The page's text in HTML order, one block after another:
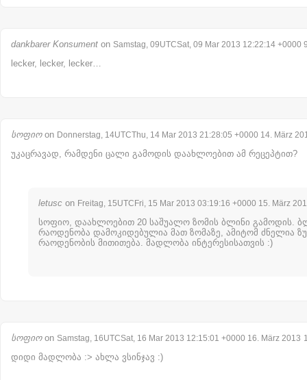
dankbarer Konsument on Samstag, 09UTCSat, 09 Mar 2013 12:22:14 +0000
lecker, lecker, lecker…
სოფიოon Donnerstag, 14UTCThu, 14 Mar 2013 21:28:05 +0000 14. März
უკაცრავად, რამდენი ცალი გამოდის დაახლოებით ამ რეცეპტით?
letusc on Freitag, 15UTCFri, 15 Mar 2013 03:19:16 +0000 15. März
სოფიო, დაახლოებით 20 საშუალო ზომის ბლინი გამოდის.
რაოდენობა დამოკიდებულია მათ ზომაზე, ამიტომ ძნელია
რაოდენობის მითითება. მადლობა ინტერესისათვის :)
სოფიოon Samstag, 16UTCSat, 16 Mar 2013 12:15:01 +0000 16. März 2013
დიდი მადლობა :> ახლა ვსინჯავ :)